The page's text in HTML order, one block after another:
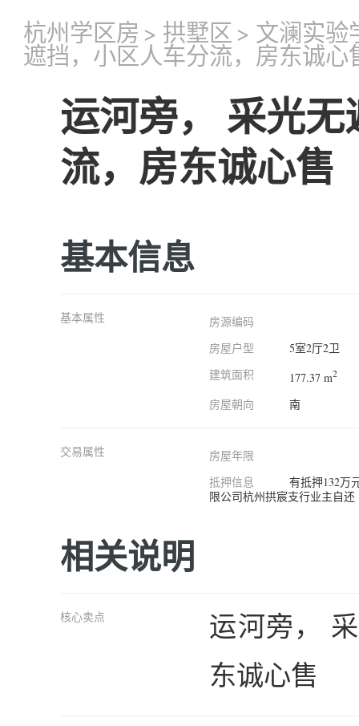
杭州学区房 > 拱墅区 > 文澜实验
遮挡，小区人车分流，房东诚心
运河旁， 采光
流，房东诚心售
基本信息
基本属性
房源编码
房屋户型
5室2厅2卫
建筑面积
177.37 m2
房屋朝向 南
交易属性
房屋年限
抵押信息
有抵押132万
限公司杭州拱宸支行业主自还
相关说明
核心卖点
运河旁，
东诚心售